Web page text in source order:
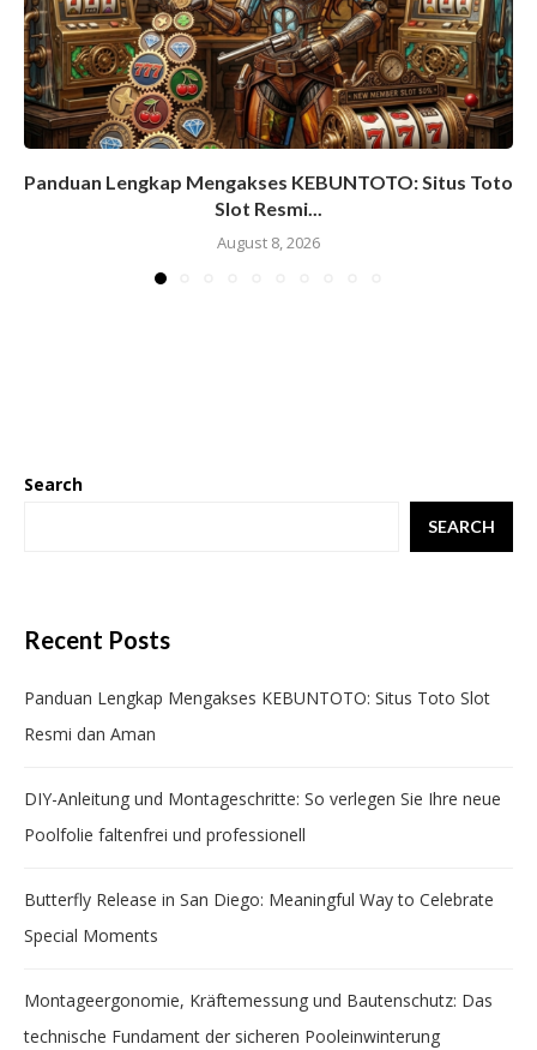
Panduan Lengkap Mengakses KEBUNTOTO: Situs Toto
Slot Resmi...
August 8, 2026
Search
SEARCH
Recent Posts
Panduan Lengkap Mengakses KEBUNTOTO: Situs Toto Slot
Resmi dan Aman
DIY-Anleitung und Montageschritte: So verlegen Sie Ihre neue
Poolfolie faltenfrei und professionell
Butterfly Release in San Diego: Meaningful Way to Celebrate
Special Moments
Montageergonomie, Kräftemessung und Bautenschutz: Das
technische Fundament der sicheren Pooleinwinterung